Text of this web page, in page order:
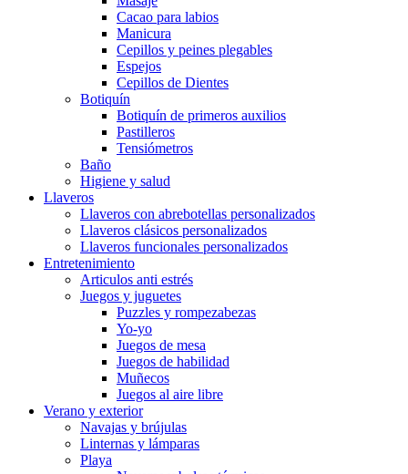
Cacao para labios
Manicura
Cepillos y peines plegables
Espejos
Cepillos de Dientes
Botiquín
Botiquín de primeros auxilios
Pastilleros
Tensiómetros
Baño
Higiene y salud
Llaveros
Llaveros con abrebotellas personalizados
Llaveros clásicos personalizados
Llaveros funcionales personalizados
Entretenimiento
Articulos anti estrés
Juegos y juguetes
Puzzles y rompezabezas
Yo-yo
Juegos de mesa
Juegos de habilidad
Muñecos
Juegos al aire libre
Verano y exterior
Navajas y brújulas
Linternas y lámparas
Playa